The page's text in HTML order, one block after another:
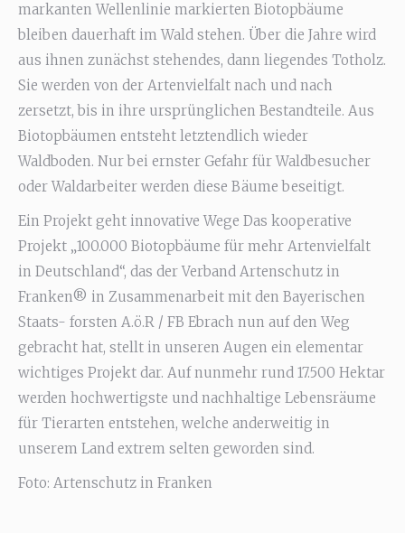
markanten Wellenlinie markierten Biotopbäume
bleiben dauerhaft im Wald stehen. Über die Jahre wird
aus ihnen zunächst stehendes, dann liegendes Totholz.
Sie werden von der Artenvielfalt nach und nach
zersetzt, bis in ihre ursprünglichen Bestandteile. Aus
Biotopbäumen entsteht letztendlich wieder
Waldboden. Nur bei ernster Gefahr für Waldbesucher
oder Waldarbeiter werden diese Bäume beseitigt.
Ein Projekt geht innovative Wege Das kooperative
Projekt „100.000 Biotopbäume für mehr Artenvielfalt
in Deutschland“, das der Verband Artenschutz in
Franken® in Zusammenarbeit mit den Bayerischen
Staats- forsten A.ö.R / FB Ebrach nun auf den Weg
gebracht hat, stellt in unseren Augen ein elementar
wichtiges Projekt dar. Auf nunmehr rund 17.500 Hektar
werden hochwertigste und nachhaltige Lebensräume
für Tierarten entstehen, welche anderweitig in
unserem Land extrem selten geworden sind.
Foto: Artenschutz in Franken